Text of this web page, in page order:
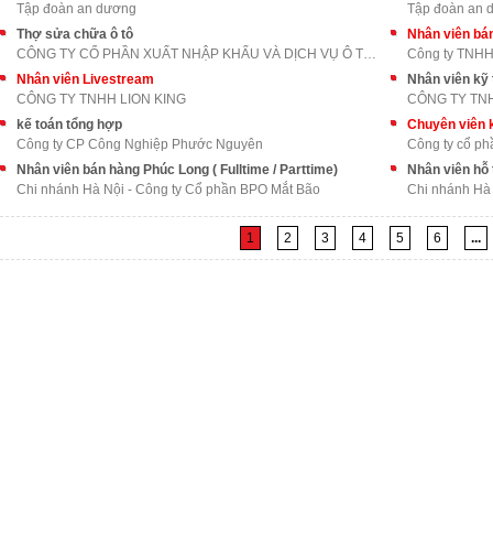
Tập đoàn an dương
Tập đoàn an
Thợ sửa chữa ô tô
CÔNG TY CỔ PHẦN XUẤT NHẬP KHẨU VÀ DỊCH VỤ Ô TÔ LON
Nhân viên
Công ty
Nhân viên Livestream
CÔNG TY TNHH LION KING
Nhân viên
CÔNG TY
kế toán tổng hợp
Công ty CP Công Nghiệp Phước Nguyên
Công ty cổ
Nhân viên bán hàng Phúc Long ( Fulltime / Parttime)
Chi nhánh Hà Nội - Công ty Cổ phần BPO Mắt Bão
Nhân viên
Chi nhánh
1 2 3 4 5 6 ...